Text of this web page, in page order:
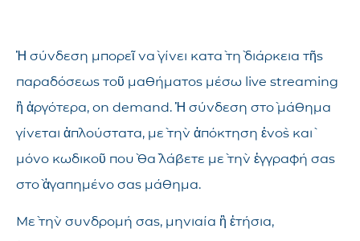
Ἡ σύνδεση μπορεῖ νὰ γίνει κατὰ τὴ διάρκεια τῆς
παραδόσεως τοῦ μαθήματος μέσω live streaming
ἢ ἀργότερα, on demand. Ἡ σύνδεση στὸ μάθημα
γίνεται ἁπλούστατα, μὲ τὴν ἀπόκτηση ἑνὸς καὶ
μόνο κωδικοῦ ποὺ θὰ λάβετε μὲ τὴν ἐγγραφή σας
στὸ ἀγαπημένο σας μάθημα.
Μὲ τὴν συνδρομή σας, μηνιαία ἢ ἐτήσια,